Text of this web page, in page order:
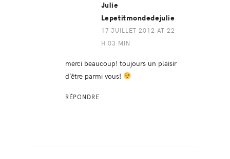
Julie
Lepetitmondedejulie
17 JUILLET 2012 AT 22
H 03 MIN
merci beaucoup! toujours un plaisir
d’être parmi vous!
RÉPONDRE